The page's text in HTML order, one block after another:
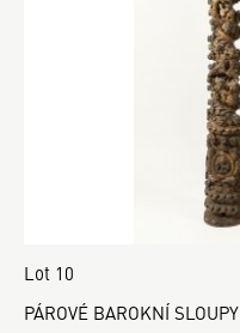
Lot 10
PÁROVÉ BAROKNÍ SLOUPY